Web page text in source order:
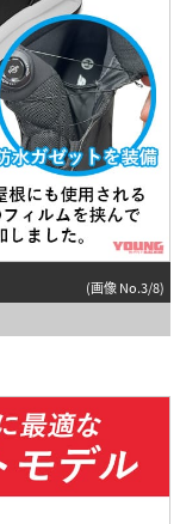
(画像 No.3/8)